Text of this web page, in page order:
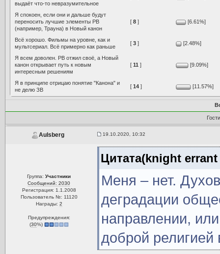
выдаёт что-то невразумительное
Я спокоен, если они и дальше будут
переносить лучшие элементы РВ
(например, Трауна) в Новый канон
[ 8] [6.61%]
Всё хорошо. Фильмы на уровне, как и
мультсериал. Всё примерно как раньше
[ 3] [2.48%]
Я всем доволен. РВ отжил своё, а Новый
канон открывает путь к новым
интересным решениям
[ 11 ] [9.09%]
Я в принципе отрицаю понятие "Канона" и
не делю ЗВ
[ 14] [11.57%]
Aulsberg 19.10.2020, 10:32
Группа:Участники
Сообщений: 2030
Регистрация: 1.1.2008
Пользователь №: 11120
Награды: 2
Предупреждения:
(30%)
Цитата(knight errant
Меня – нет.
деградации
направлении,
доброй религией